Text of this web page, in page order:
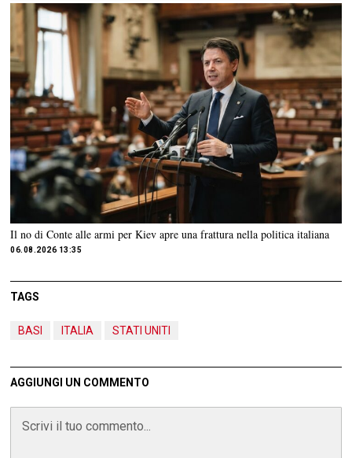
Il no di Conte alle armi per Kiev apre una frattura nella politica italiana
06.08.2026 13:35
TAGS
BASI ITALIA STATI UNITI
AGGIUNGI UN COMMENTO